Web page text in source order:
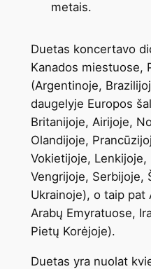
metais.
Duetas koncertavo
Kanados miestuose,
(Argentinoje,
daugelyje Europos
Britanijoje, Airijoje,
Olandijoje,
Vokietijoje,
Vengrijoje, Serbijoje,
Ukrainoje), o taip
Arabų Emyratuose,
Pietų Korėjoje).
Duetas yra nuolat